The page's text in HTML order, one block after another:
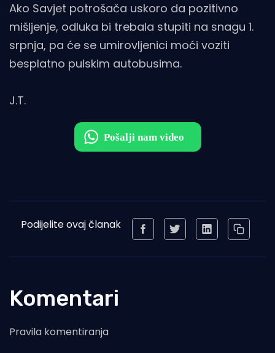
Ako Savjet potrošača uskoro da pozitivno
mišljenje, odluka bi trebala stupiti na snagu 1.
srpnja, pa će se umirovljenici moći voziti
besplatno pulskim autobusima.
J.T.
Podijelite ovaj članak
Komentari
Pravila komentiranja